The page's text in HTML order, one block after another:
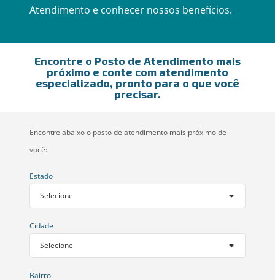
Atendimento e conhecer nossos benefícios.
Encontre o Posto de Atendimento mais
próximo e conte com atendimento
especializado, pronto para o que você
precisar.
Encontre abaixo o posto de atendimento mais próximo de
você:
Estado
Cidade
Bairro